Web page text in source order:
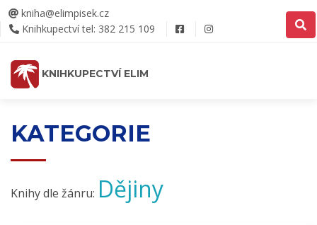
kniha@elimpisek.cz
Knihkupectví tel: 382 215 109
KNIHKUPECTVÍ ELIM
KATEGORIE
Knihy dle žánru: Dějiny